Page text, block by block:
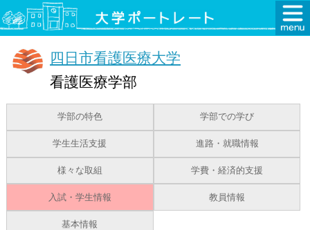
四日市看護医療大学
看護医療学部
学部の特色 学部での学び
学生生活支援 進路・就職情報
様々な取組 学費・経済的支援
入試・学生情報 教員情報
基本情報